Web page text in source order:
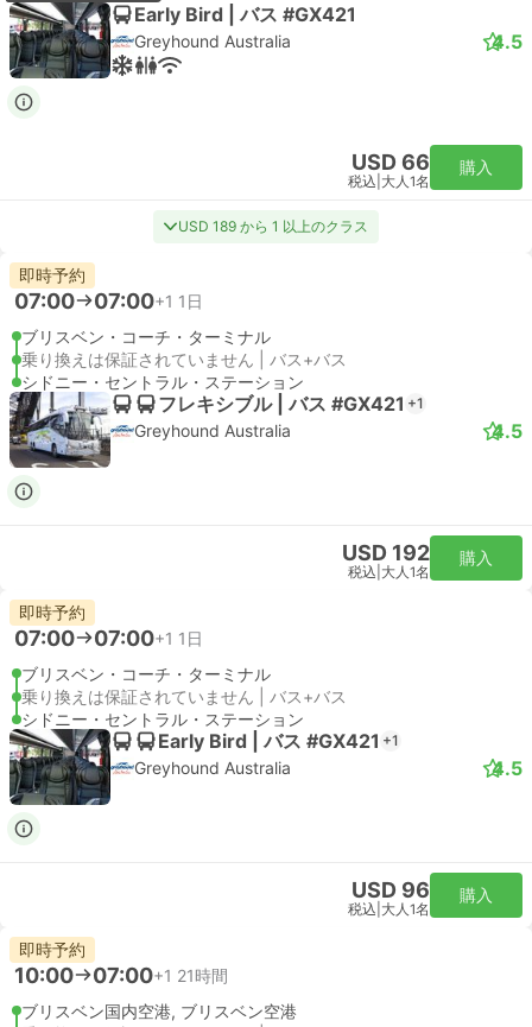
Early Bird | バス #GX421
Greyhound Australia 4.5
USD 66
税込 大人1名
購入
USD 189 から 1 以上のクラス
即時予約
07:00 07:00+1 1日
ブリスベン・コーチ・ターミナル
乗り換えは保証されていません | バス+バス
シドニー・セントラル・ステーション
フレキシブル | バス #GX421 +1
Greyhound Australia 4.5
USD 192
税込 大人1名
購入
即時予約
07:00 07:00+1 1日
ブリスベン・コーチ・ターミナル
乗り換えは保証されていません | バス+バス
シドニー・セントラル・ステーション
Early Bird | バス #GX421 +1
Greyhound Australia 4.5
USD 96
税込 大人1名
購入
即時予約
10:00 07:00+1 21時間
ブリスベン国内空港, ブリスベン空港